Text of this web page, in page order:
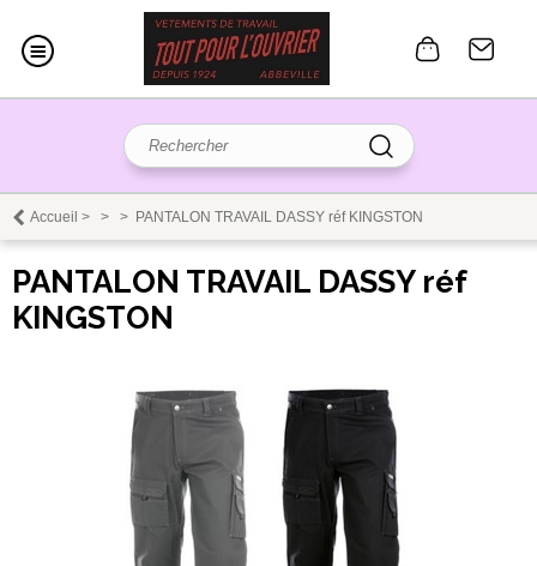
Accueil > > > PANTALON TRAVAIL DASSY réf KINGSTON
PANTALON TRAVAIL DASSY réf
KINGSTON